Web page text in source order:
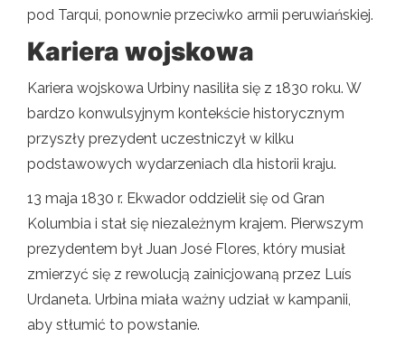
pod Tarqui, ponownie przeciwko armii peruwiańskiej.
Kariera wojskowa
Kariera wojskowa Urbiny nasiliła się z 1830 roku. W
bardzo konwulsyjnym kontekście historycznym
przyszły prezydent uczestniczył w kilku
podstawowych wydarzeniach dla historii kraju.
13 maja 1830 r. Ekwador oddzielił się od Gran
Kolumbia i stał się niezależnym krajem. Pierwszym
prezydentem był Juan José Flores, który musiał
zmierzyć się z rewolucją zainicjowaną przez Luís
Urdaneta. Urbina miała ważny udział w kampanii,
aby stłumić to powstanie.